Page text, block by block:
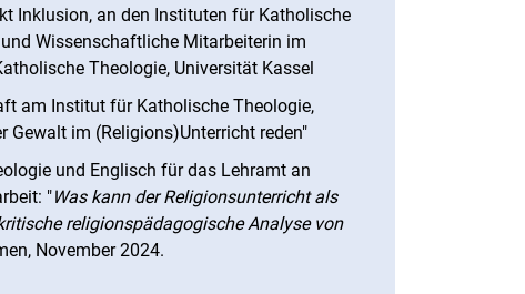
Inklusion, an den Instituten für Katholische
Wissenschaftliche Mitarbeiterin im
Theologie, Universität Kassel
am Institut für Katholische Theologie,
Gewalt im (Religions)Unterricht reden"
und Englisch für das Lehramt an
"Was kann der Religionsunterricht als
religionspädagogische Analyse von
November 2024.